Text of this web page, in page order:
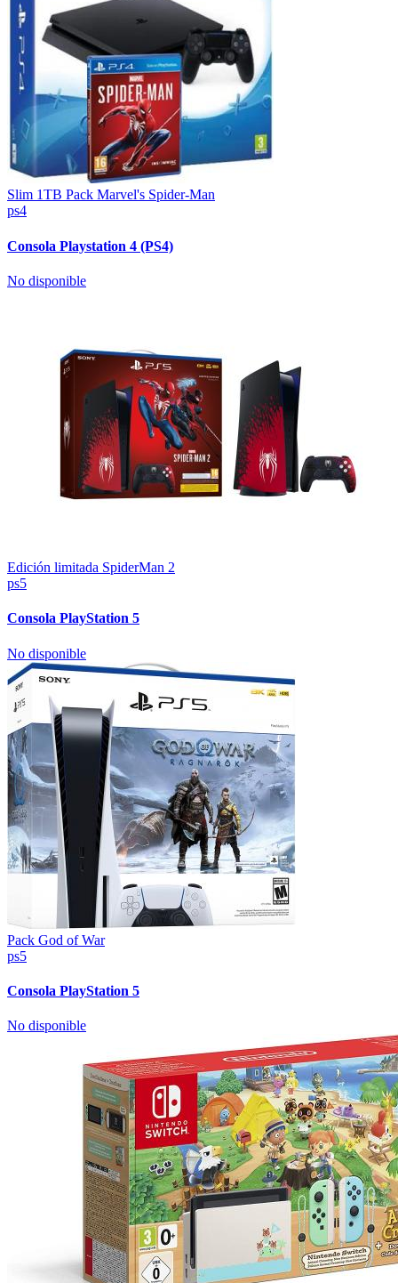
Slim 1TB Pack Marvel's Spider-Man
ps4
Consola Playstation 4 (PS4)
No disponible
Edición limitada SpiderMan 2
ps5
Consola PlayStation 5
No disponible
Pack God of War
ps5
Consola PlayStation 5
No disponible